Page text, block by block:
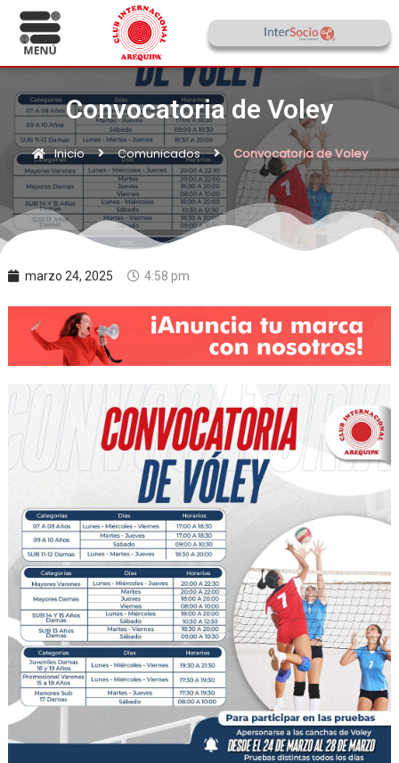
Convocatoria de Voley
Inicio Comunicados Convocatoria de Voley
marzo 24, 2025 4:58 pm